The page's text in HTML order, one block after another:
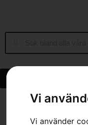
Vi
Vi använder
»Sortiment»